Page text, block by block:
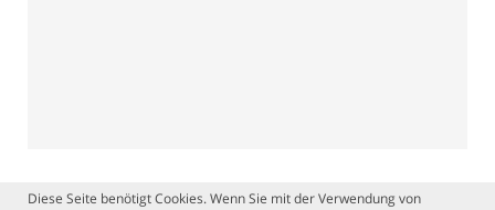
Diese Seite benötigt Cookies. Wenn Sie mit der Verwendung von